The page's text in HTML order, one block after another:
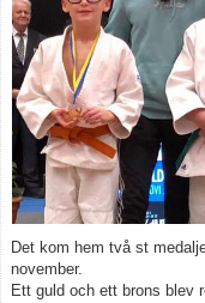
Schema
Tävlingar
Judo ordlista
Klubbkläder
Om klubben
Gradering
Det kom hem två st
november.
Ett guld och ett brons blev